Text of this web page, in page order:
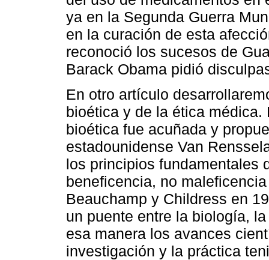
ya en la Segunda Guerra
en la curación de esta
reconoció los sucesos de
Barack Obama pidió
En otro artículo
bioética y de la ética
bioética fue acuñada y
estadounidense Van
los principios fundamentales
beneficencia, no
Beauchamp y Childress en
un puente entre la biología,
esa manera los avances
investigación y la práctica